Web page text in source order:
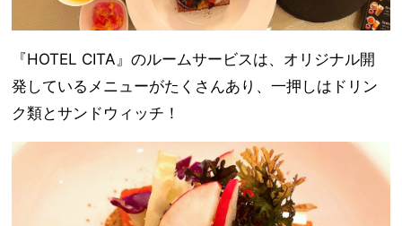
『HOTEL CITA』のルームサービスは、オリジナル開
発しているメニューがたくさんあり、一押しはドリン
ク類とサンドウィッチ！